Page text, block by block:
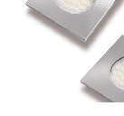
КВАДРАТНЫХ)
336р.